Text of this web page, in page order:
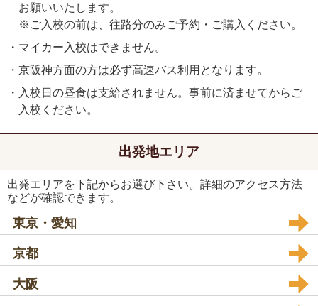
お願いいたします。
※ご入校の前は、往路分のみご予約・ご購入ください。
・マイカー入校はできません。
・京阪神方面の方は必ず高速バス利用となります。
・入校日の昼食は支給されません。事前に済ませてからご
入校ください。
出発地エリア
出発エリアを下記からお選び下さい。詳細のアクセス方法
などが確認できます。
東京・愛知
京都
大阪